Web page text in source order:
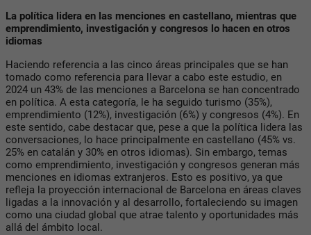
La política lidera en las menciones en castellano, mientras que
emprendimiento, investigación y congresos lo hacen en otros
idiomas
Haciendo referencia a las cinco áreas principales que se han
tomado como referencia para llevar a cabo este estudio, en
2024 un 43% de las menciones a Barcelona se han concentrado
en política. A esta categoría, le ha seguido turismo (35%),
emprendimiento (12%), investigación (6%) y congresos (4%). En
este sentido, cabe destacar que, pese a que la política lidera las
conversaciones, lo hace principalmente en castellano (45% vs.
25% en catalán y 30% en otros idiomas). Sin embargo, temas
como emprendimiento, investigación y congresos generan más
menciones en idiomas extranjeros. Esto es positivo, ya que
refleja la proyección internacional de Barcelona en áreas claves
ligadas a la innovación y al desarrollo, fortaleciendo su imagen
como una ciudad global que atrae talento y oportunidades más
allá del ámbito local.